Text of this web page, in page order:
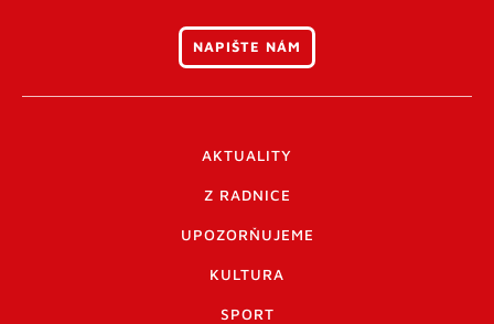
NAPIŠTE NÁM
AKTUALITY
Z RADNICE
UPOZORŇUJEME
KULTURA
SPORT